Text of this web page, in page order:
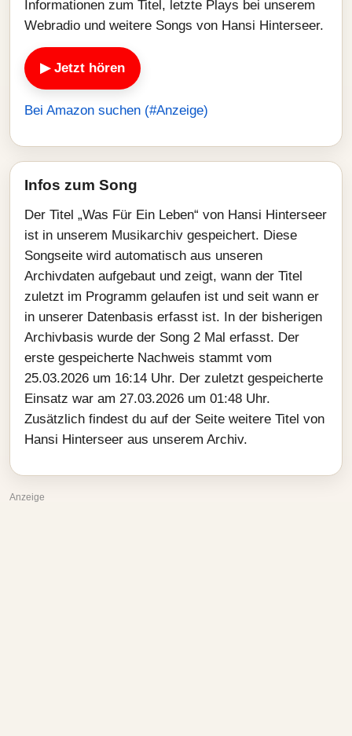
Informationen zum Titel, letzte Plays bei unserem
Webradio und weitere Songs von Hansi Hinterseer.
▶ Jetzt hören
Bei Amazon suchen (#Anzeige)
Infos zum Song
Der Titel „Was Für Ein Leben“ von Hansi Hinterseer
ist in unserem Musikarchiv gespeichert. Diese
Songseite wird automatisch aus unseren
Archivdaten aufgebaut und zeigt, wann der Titel
zuletzt im Programm gelaufen ist und seit wann er
in unserer Datenbasis erfasst ist. In der bisherigen
Archivbasis wurde der Song 2 Mal erfasst. Der
erste gespeicherte Nachweis stammt vom
25.03.2026 um 16:14 Uhr. Der zuletzt gespeicherte
Einsatz war am 27.03.2026 um 01:48 Uhr.
Zusätzlich findest du auf der Seite weitere Titel von
Hansi Hinterseer aus unserem Archiv.
Anzeige